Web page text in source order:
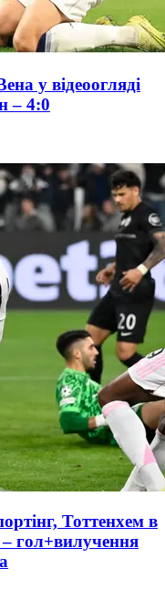
у відеоогляді
– 4:0
Тоттенхем в
гол+вилучення